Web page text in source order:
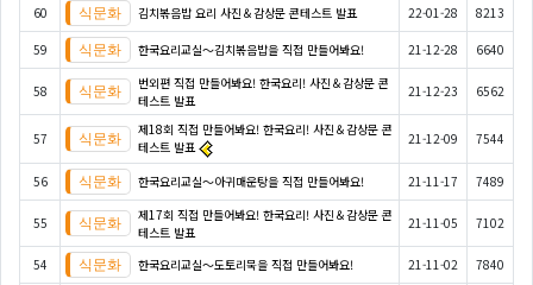
60 김치볶음밥 요리 사진＆감상문 콘테스트 발표 22-01-28 8213
59 한국요리교실〜김치볶음밥을 직접 만들어봐요! 21-12-28 6640
58
번외편 직접 만들어봐요! 한국요리! 사진＆감상문 콘
테스트 발표
21-12-23 6562
57
제18회 직접 만들어봐요! 한국요리! 사진＆감상문 콘
테스트 발표
21-12-09 7544
56 한국요리교실〜아귀매운탕을 직접 만들어봐요! 21-11-17 7489
55
제17회 직접 만들어봐요! 한국요리! 사진＆감상문 콘
테스트 발표
21-11-05 7102
54 한국요리교실〜도토리묵을 직접 만들어봐요! 21-11-02 7840